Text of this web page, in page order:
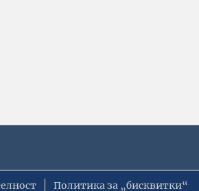
Политика за „бисквитки“